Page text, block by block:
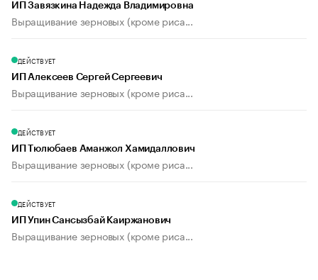
ИП Завязкина Надежда Владимировна
Выращивание зерновых (кроме риса...
ДЕЙСТВУЕТ
ИП Алексеев Сергей Сергеевич
Выращивание зерновых (кроме риса...
ДЕЙСТВУЕТ
ИП Тюлюбаев Аманжол Хамидаллович
Выращивание зерновых (кроме риса...
ДЕЙСТВУЕТ
ИП Упин Сансызбай Каиржанович
Выращивание зерновых (кроме риса...